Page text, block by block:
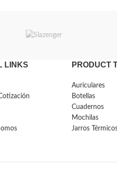
LINKS PRODUCT
Auriculares
Botellas
Cuadernos
Mochilas
Jarros